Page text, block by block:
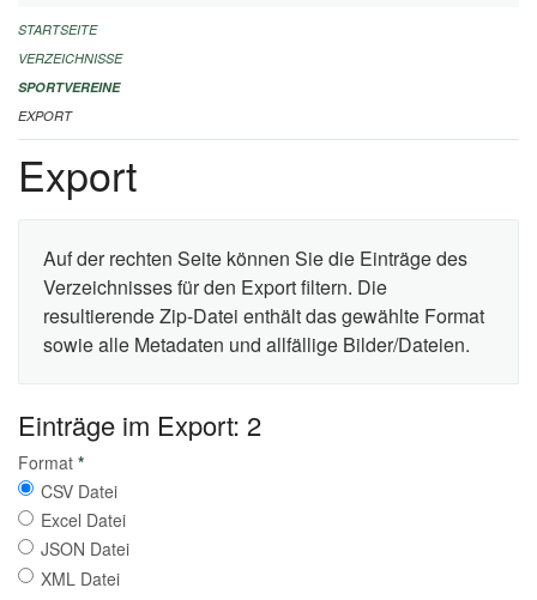
ALLGEMEINE INFORMATIONEN
FINANZIELLE UNTERSTÜTZUNG BENÖTIGT?
KONTAKT
STARTSEITE
VERZEICHNISSE
SPORTVEREINE
EXPORT
Export
Auf der rechten Seite können Sie die Einträge des
Verzeichnisses für den Export filtern. Die
resultierende Zip-Datei enthält das gewählte Format
sowie alle Metadaten und allfällige Bilder/Dateien.
Einträge im Export: 2
Format *
CSV Datei
Excel Datei
JSON Datei
XML Datei